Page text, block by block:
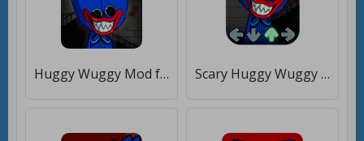
Huggy Wuggy Mod fnf [Бесплатные покупки] Scary Huggy Wuggy FNF Mod Test [Много денег]